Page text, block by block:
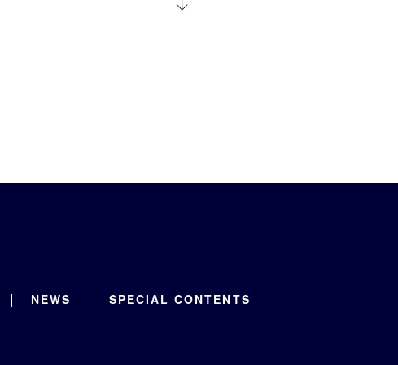
NEWS SPECIAL CONTENTS